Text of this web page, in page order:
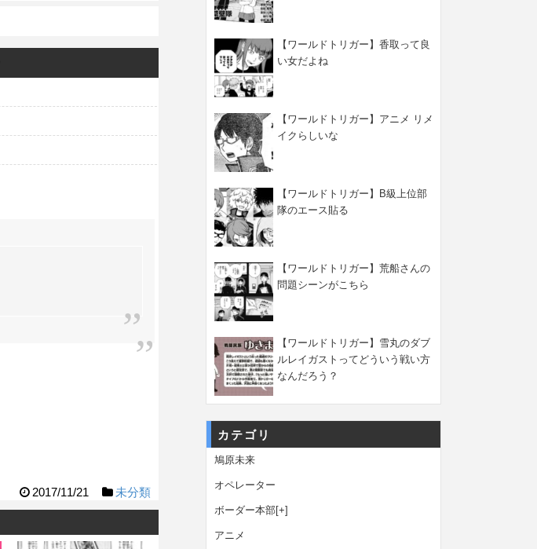
2017/11/21 未分類
【ワールドトリガー】香取って良
い女だよね
【ワールドトリガー】アニメ リメ
イクらしいな
【ワールドトリガー】B級上位部
隊のエース貼る
【ワールドトリガー】荒船さんの
問題シーンがこちら
【ワールドトリガー】雪丸のダブ
ルレイガストってどういう戦い方
なんだろう？
カテゴリ
鳩原未来
オペレーター
ボーダー本部[+]
アニメ